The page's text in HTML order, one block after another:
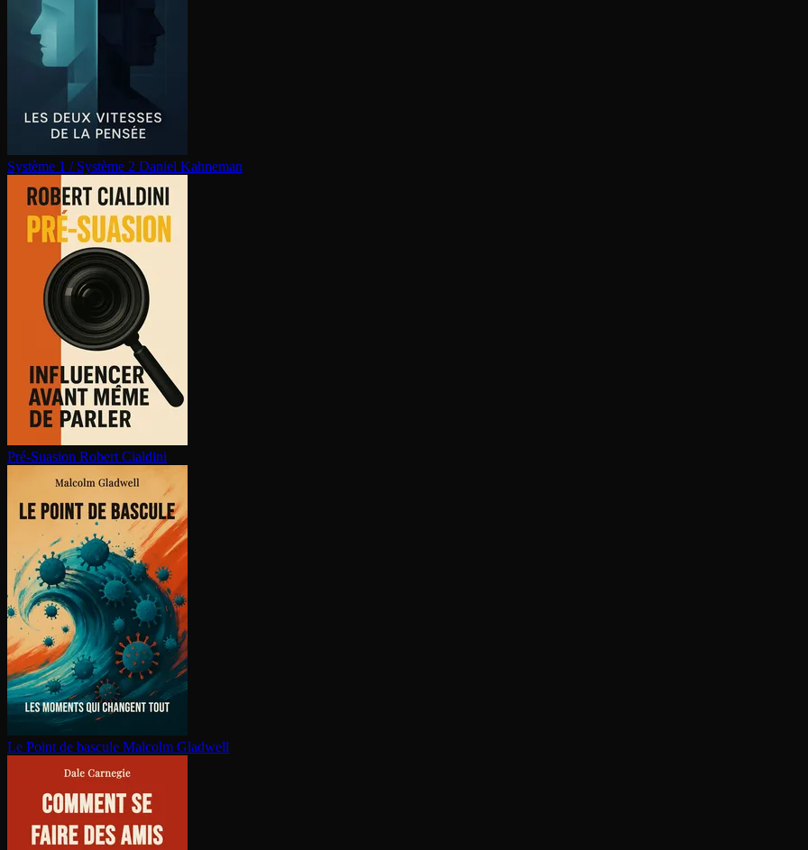
Système 1 / Système 2 Daniel Kahneman
Pré-Suasion Robert Cialdini
Le Point de bascule Malcolm Gladwell